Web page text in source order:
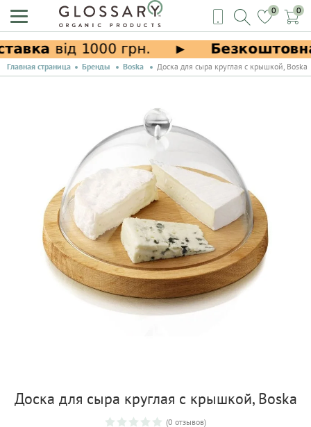
0 0
Главная страница Бренды Boska Доска для сыра круглая с крышкой, Boska
Доска для сыра круглая с крышкой, Boska
(0 отзывов)